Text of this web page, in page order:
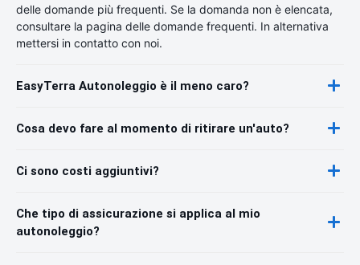
delle domande più frequenti. Se la domanda non è elencata,
consultare la pagina delle domande frequenti. In alternativa
mettersi in contatto con noi.
EasyTerra Autonoleggio è il meno caro?
Cosa devo fare al momento di ritirare un'auto?
Ci sono costi aggiuntivi?
Che tipo di assicurazione si applica al mio
autonoleggio?